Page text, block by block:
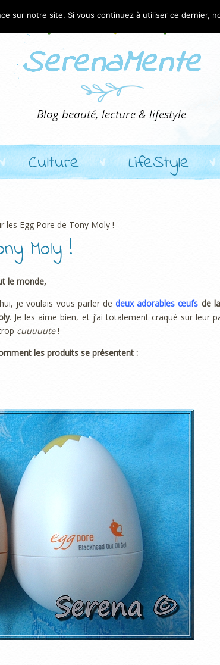
Culture LifeStyle
les Egg Pore de Tony Moly !
Moly !
le monde,
je voulais vous parler dedeux adorables œufs de
. Je les aime bien, et j’ai totalement craqué sur leur
cuuuuute!
les produits se présentent :
sur notre site. Si vous continuez à utiliser ce dernier,